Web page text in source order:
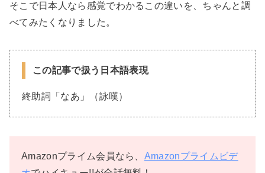
そこで日本人なら感覚でわかるこの違いを、ちゃんと調
べてみたくなりました。
この記事で扱う日本語表現
終助詞「なあ」（詠嘆）
Amazonプライム会員なら、 Amazonプライムビデ